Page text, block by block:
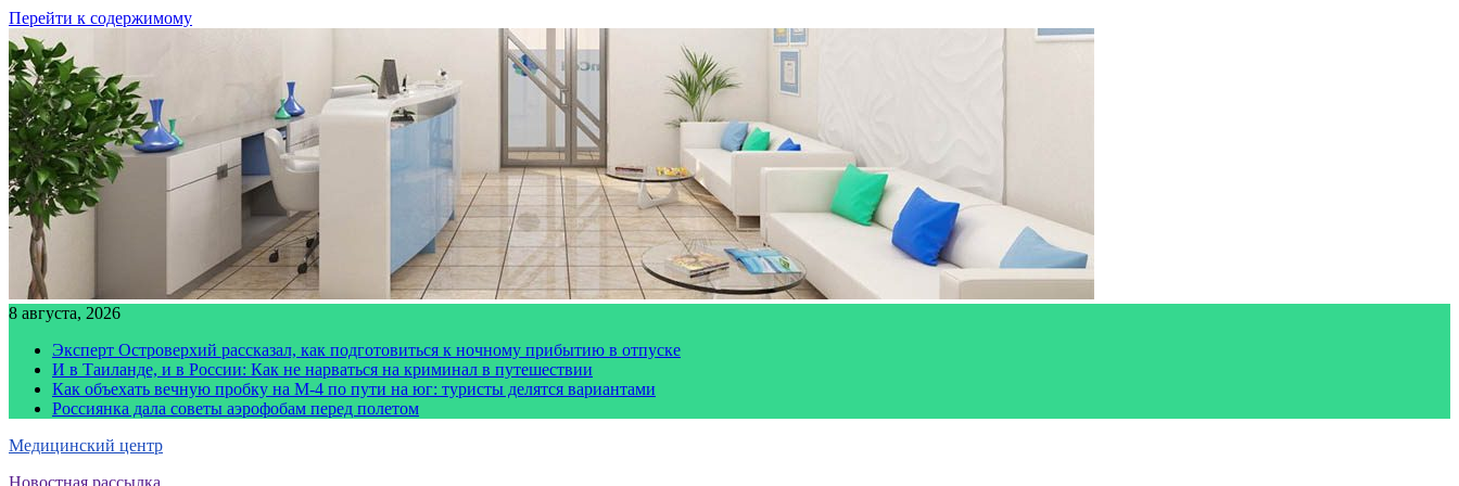
Перейти к содержимому
8 августа, 2026
Эксперт Островерхий рассказал, как подготовиться к ночному прибытию в отпуске
И в Таиланде, и в России: Как не нарваться на криминал в путешествии
Как объехать вечную пробку на М-4 по пути на юг: туристы делятся вариантами
Россиянка дала советы аэрофобам перед полетом
Медицинский центр
Новостная рассылка